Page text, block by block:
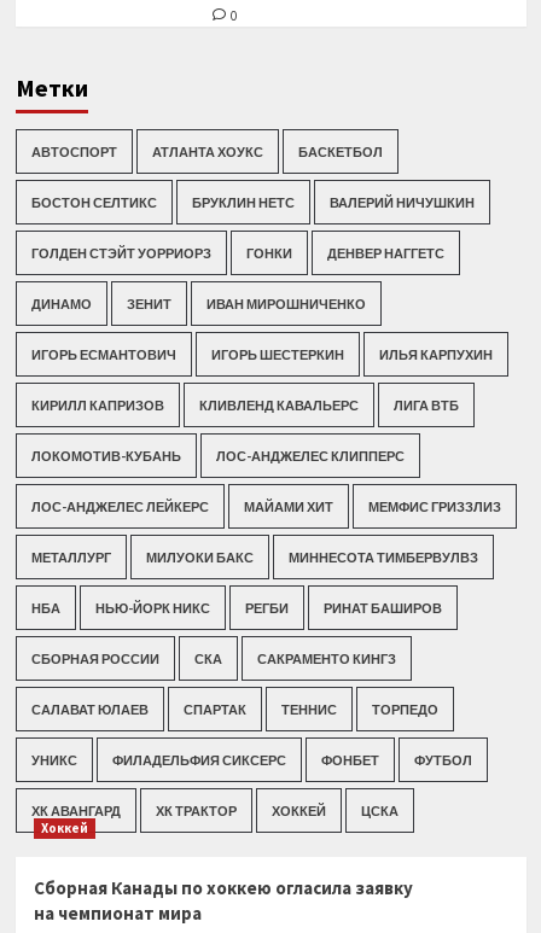
0
Метки
АВТОСПОРТ АТЛАНТА ХОУКС БАСКЕТБОЛ
БОСТОН СЕЛТИКС БРУКЛИН НЕТС ВАЛЕРИЙ НИЧУШКИН
ГОЛДЕН СТЭЙТ УОРРИОРЗ ГОНКИ ДЕНВЕР НАГГЕТС
ДИНАМО ЗЕНИТ ИВАН МИРОШНИЧЕНКО
ИГОРЬ ЕСМАНТОВИЧ ИГОРЬ ШЕСТЕРКИН ИЛЬЯ КАРПУХИН
КИРИЛЛ КАПРИЗОВ КЛИВЛЕНД КАВАЛЬЕРС ЛИГА ВТБ
ЛОКОМОТИВ-КУБАНЬ ЛОС-АНДЖЕЛЕС КЛИППЕРС
ЛОС-АНДЖЕЛЕС ЛЕЙКЕРС МАЙАМИ ХИТ МЕМФИС ГРИЗЗЛИЗ
МЕТАЛЛУРГ МИЛУОКИ БАКС МИННЕСОТА ТИМБЕРВУЛВЗ
НБА НЬЮ-ЙОРК НИКС РЕГБИ РИНАТ БАШИРОВ
СБОРНАЯ РОССИИ СКА САКРАМЕНТО КИНГЗ
САЛАВАТ ЮЛАЕВ СПАРТАК ТЕННИС ТОРПЕДО
УНИКС ФИЛАДЕЛЬФИЯ СИКСЕРС ФОНБЕТ ФУТБОЛ
ХК АВАНГАРД ХК ТРАКТОР ХОККЕЙ ЦСКА
Хоккей
Сборная Канады по хоккею огласила заявку
на чемпионат мира